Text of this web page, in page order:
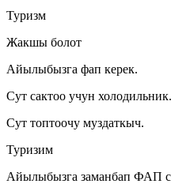
Туризм
Жакшы болот
Айылыбызга фап керек.
Сут сактоо учун холодильник.
Сут топтоочу муздаткыч.
Туризим
Айылыбызга заманбап ФАП